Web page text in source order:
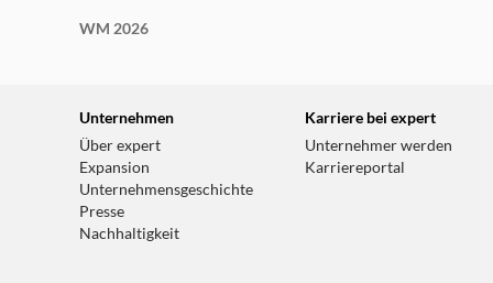
WM 2026
Unternehmen
Über expert
Expansion
Unternehmensgeschichte
Presse
Nachhaltigkeit
Karriere bei expert
Unternehmer werden
Karriereportal